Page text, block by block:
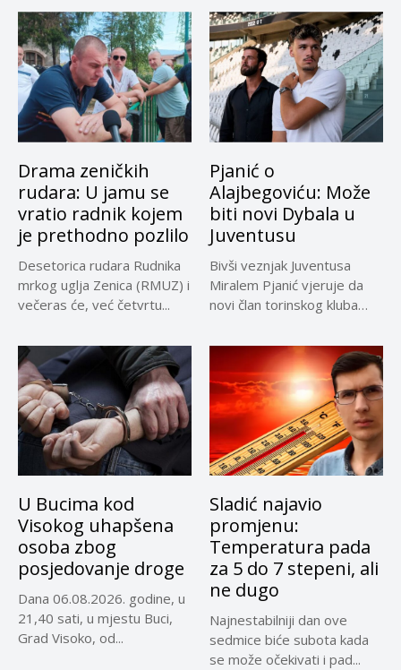
Drama zeničkih
rudara: U jamu se
vratio radnik kojem
je prethodno pozlilo
Desetorica rudara Rudnika
mrkog uglja Zenica (RMUZ) i
večeras će, već četvrtu...
Pjanić o
Alajbegoviću: Može
biti novi Dybala u
Juventusu
Bivši veznjak Juventusa
Miralem Pjanić vjeruje da
novi član torinskog kluba
U Bucima kod
Visokog uhapšena
osoba zbog
posjedovanje droge
Dana 06.08.2026. godine, u
21,40 sati, u mjestu Buci,
Grad Visoko, od...
Sladić najavio
promjenu:
Temperatura pada
za 5 do 7 stepeni, ali
ne dugo
Najnestabilniji dan ove
sedmice biće subota kada
se može očekivati i pad...